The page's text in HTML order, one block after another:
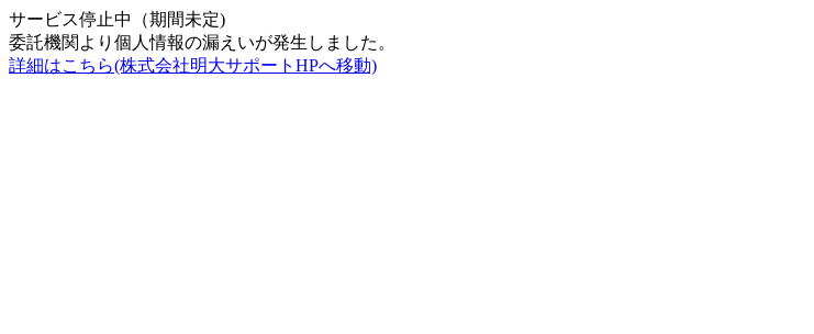
サービス停止中（期間未定)
委託機関より個人情報の漏えいが発生しました。
詳細はこちら(株式会社明大サポートHPへ移動)